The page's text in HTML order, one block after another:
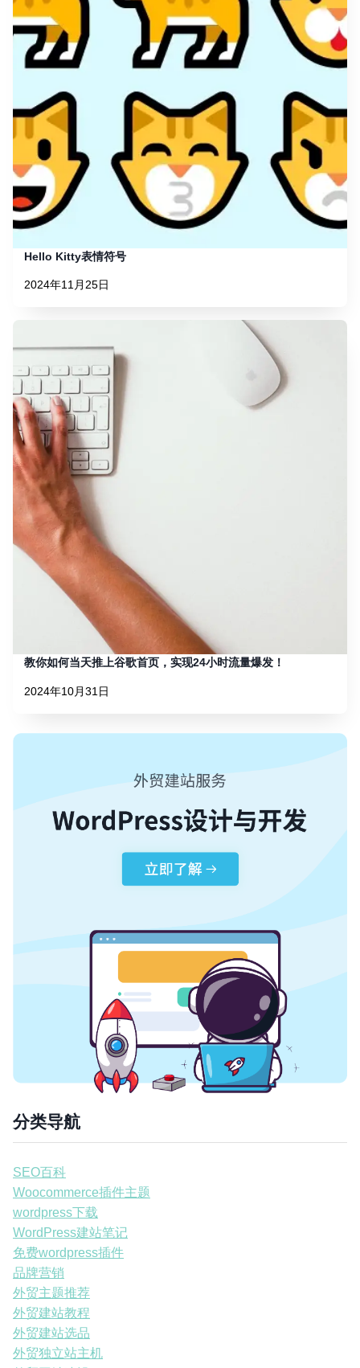
Hello Kitty表情符号
2024年11月25日
教你如何当天推上谷歌首页，实现24小时流量爆发！
2024年10月31日
分类导航
SEO百科
Woocommerce插件主题
wordpress下载
WordPress建站笔记
免费wordpress插件
品牌营销
外贸主题推荐
外贸建站教程
外贸建站选品
外贸独立站主机